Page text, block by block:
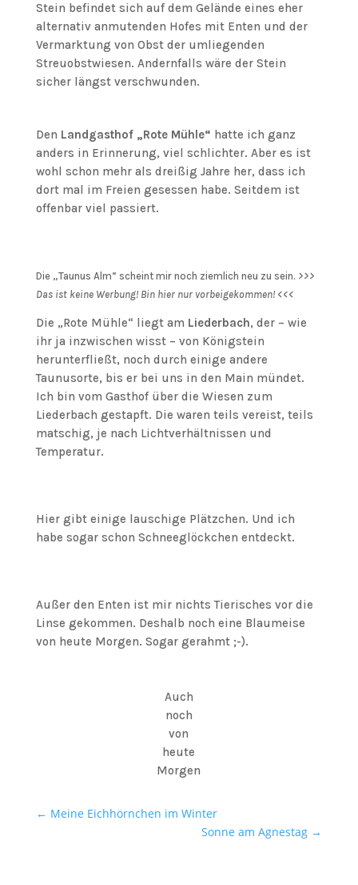
Stein befindet sich auf dem Gelände eines eher
alternativ anmutenden Hofes mit Enten und der
Vermarktung von Obst der umliegenden
Streuobstwiesen. Andernfalls wäre der Stein
sicher längst verschwunden.
Den Landgasthof „Rote Mühle“ hatte ich ganz
anders in Erinnerung, viel schlichter. Aber es ist
wohl schon mehr als dreißig Jahre her, dass ich
dort mal im Freien gesessen habe. Seitdem ist
offenbar viel passiert.
Die „Taunus Alm“ scheint mir noch ziemlich neu zu sein. >>>
Das ist keine Werbung! Bin hier nur vorbeigekommen! <<<
Die „Rote Mühle“ liegt am Liederbach, der – wie
ihr ja inzwischen wisst – von Königstein
herunterfließt, noch durch einige andere
Taunusorte, bis er bei uns in den Main mündet.
Ich bin vom Gasthof über die Wiesen zum
Liederbach gestapft. Die waren teils vereist, teils
matschig, je nach Lichtverhältnissen und
Temperatur.
Hier gibt einige lauschige Plätzchen. Und ich
habe sogar schon Schneeglöckchen entdeckt.
Außer den Enten ist mir nichts Tierisches vor die
Linse gekommen. Deshalb noch eine Blaumeise
von heute Morgen. Sogar gerahmt ;-).
Auch
noch
von
heute
Morgen
← Meine Eichhörnchen im Winter
Sonne am Agnestag →